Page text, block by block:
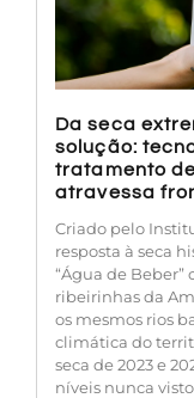
Da seca
solução:
tratamento
atravessa
Criado pelo
resposta à seca
“Água de
ribeirinhas da
os mesmos rios
climática do
seca de 2023 e
níveis nunca